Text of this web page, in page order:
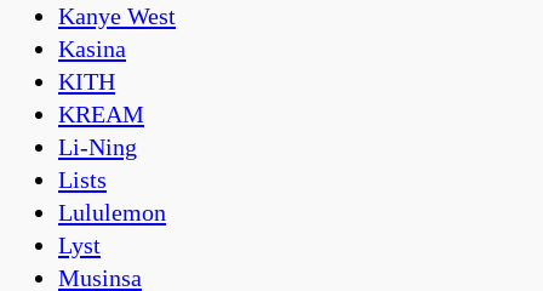
Kanye West
Kasina
KITH
KREAM
Li-Ning
Lists
Lululemon
Lyst
Musinsa